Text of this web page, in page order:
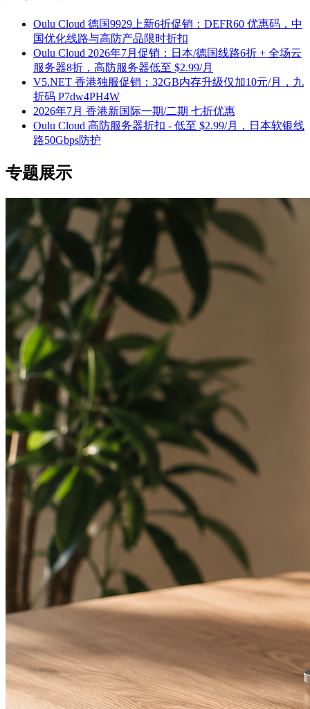
Oulu Cloud 德国9929上新6折促销：DEFR60 优惠码，中
国优化线路与高防产品限时折扣
Oulu Cloud 2026年7月促销：日本/德国线路6折 + 全场云
服务器8折，高防服务器低至 $2.99/月
V5.NET 香港独服促销：32GB内存升级仅加10元/月，九
折码 P7dw4PH4W
2026年7月 香港新国际一期/二期 七折优惠
Oulu Cloud 高防服务器折扣 - 低至 $2.99/月，日本软银线
路50Gbps防护
专题展示